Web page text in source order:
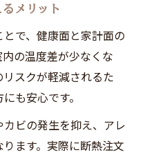
メリット
で、健康面と家計面の
の温度差が少なくな
スクが軽減されるた
も安心です。
ビの発生を抑え、アレ
ます。実際に断熱注文